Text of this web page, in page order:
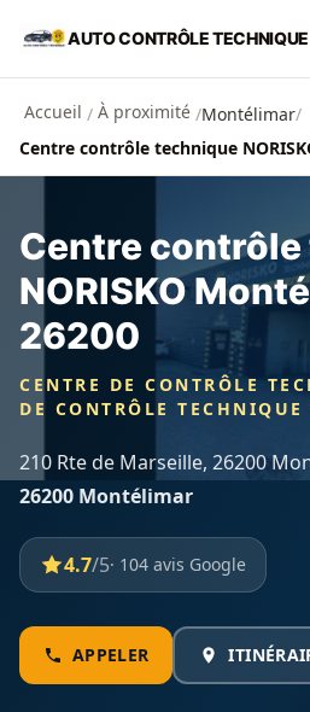
Aller au contenu principal
AUTO CONTRÔLE TECHNIQUE
Accueil / À proximité /Montélimar/
Centre
NORISKO
26200
CENTRE DE CONTRÔLE
DE CONTRÔLE
210 Rte de Marseille, 26200
26200 Montélimar
4.7/5· 104 avis Google
APPELER